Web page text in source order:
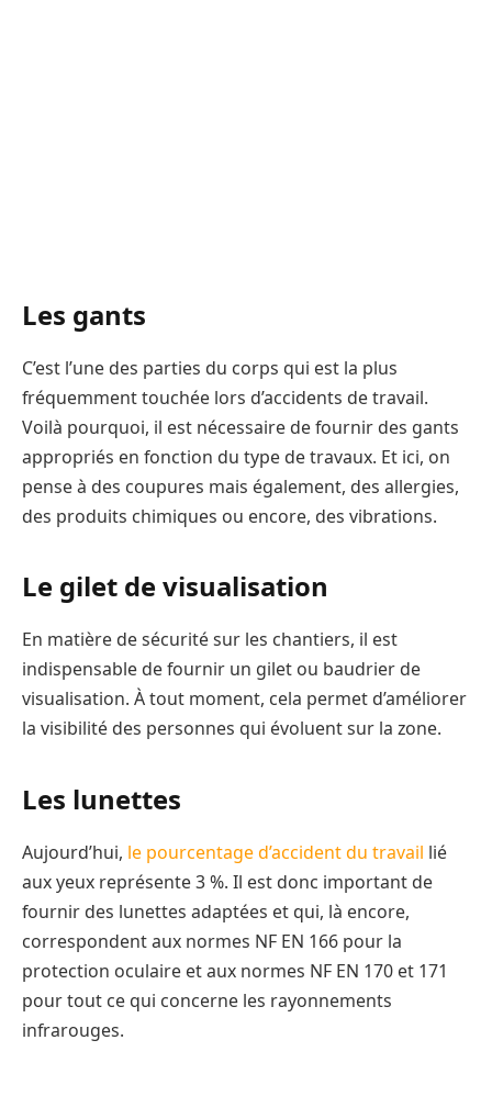
Les gants
C’est l’une des parties du corps qui est la plus
fréquemment touchée lors d’accidents de travail.
Voilà pourquoi, il est nécessaire de fournir des gants
appropriés en fonction du type de travaux. Et ici, on
pense à des coupures mais également, des allergies,
des produits chimiques ou encore, des vibrations.
Le gilet de visualisation
En matière de sécurité sur les chantiers, il est
indispensable de fournir un gilet ou baudrier de
visualisation. À tout moment, cela permet d’améliorer
la visibilité des personnes qui évoluent sur la zone.
Les lunettes
Aujourd’hui, le pourcentage d’accident du travail lié
aux yeux représente 3 %. Il est donc important de
fournir des lunettes adaptées et qui, là encore,
correspondent aux normes NF EN 166 pour la
protection oculaire et aux normes NF EN 170 et 171
pour tout ce qui concerne les rayonnements
infrarouges.